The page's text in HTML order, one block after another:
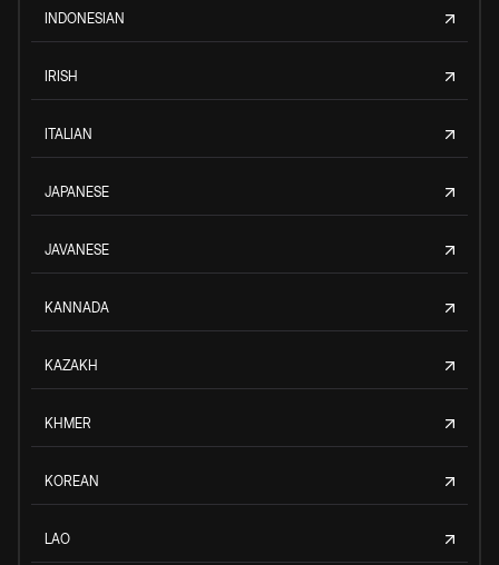
INDONESIAN
IRISH
ITALIAN
JAPANESE
JAVANESE
KANNADA
KAZAKH
KHMER
KOREAN
LAO